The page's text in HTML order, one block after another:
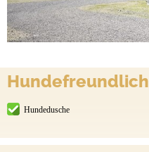
Hundefreundlich
Hundedusche